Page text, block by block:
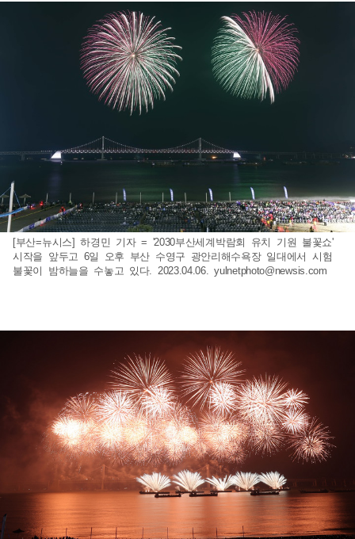
[부산=뉴시스] 하경민 기자 = '2030부산세계박람회 유치 기원 불꽃쇼'
시작을 앞두고 6일 오후 부산 수영구 광안리해수욕장 일대에서 시험
불꽃이 밤하늘을 수놓고 있다. 2023.04.06.yulnetphoto@newsis.com